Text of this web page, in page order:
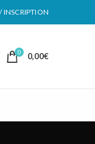
0 0,00€